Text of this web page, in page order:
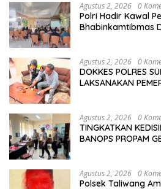
Agustus 2, 2026 0
Polri Hadir Kawal
Bhabinkamtibmas
Agustus 2, 2026 0
DOKKES POLRES
LAKSANAKAN
Agustus 2, 2026 0
TINGKATKAN
BANOPS PROPAM
Agustus 2, 2026 0
Polsek Taliwang